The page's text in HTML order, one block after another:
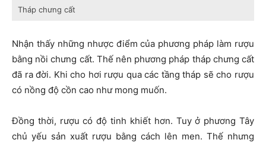
Tháp chưng cất
Nhận thấy những nhược điểm của phương pháp làm rượu
bằng nồi chưng cất. Thế nên phương pháp tháp chưng cất
đã ra đời. Khi cho hơi rượu qua các tầng tháp sẽ cho rượu
có nồng độ cồn cao như mong muốn.
Đồng thời, rượu có độ tinh khiết hơn. Tuy ở phương Tây
chủ yếu sản xuất rượu bằng cách lên men. Thế nhưng